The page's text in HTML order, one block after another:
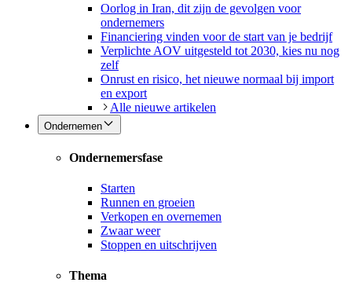
Oorlog in Iran, dit zijn de gevolgen voor
ondernemers
Financiering vinden voor de start van je bedrijf
Verplichte AOV uitgesteld tot 2030, kies nu nog
zelf
Onrust en risico, het nieuwe normaal bij import
en export
Alle nieuwe artikelen
Ondernemen
Ondernemersfase
Starten
Runnen en groeien
Verkopen en overnemen
Zwaar weer
Stoppen en uitschrijven
Thema